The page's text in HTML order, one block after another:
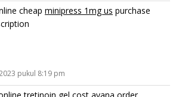
cheap minipress 1mg us purchase
pukul 8:19 pm